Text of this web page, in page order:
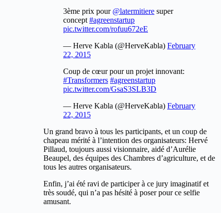
3ème prix pour @latermitiere super
concept #agreenstartup
pic.twitter.com/rofuu672eE
— Herve Kabla (@HerveKabla) February
22, 2015
Coup de cœur pour un projet innovant:
#Transformers #agreenstartup
pic.twitter.com/GsaS3SLB3D
— Herve Kabla (@HerveKabla) February
22, 2015
Un grand bravo à tous les participants, et un coup de
chapeau mérité à l’intention des organisateurs: Hervé
Pillaud, toujours aussi visionnaire, aidé d’Aurélie
Beaupel, des équipes des Chambres d’agriculture, et de
tous les autres organisateurs.
Enfin, j’ai été ravi de participer à ce jury imaginatif et
très soudé, qui n’a pas hésité à poser pour ce selfie
amusant.